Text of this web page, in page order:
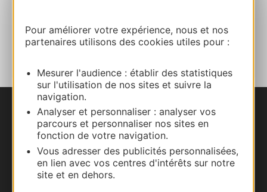
Pour améliorer votre expérience, nous et nos
partenaires utilisons des cookies utiles pour :
Mesurer l'audience : établir des statistiques
sur l'utilisation de nos sites et suivre la
navigation.
Analyser et personnaliser : analyser vos
parcours et personnaliser nos sites en
fonction de votre navigation.
Vous adresser des publicités personnalisées,
en lien avec vos centres d'intérêts sur notre
site et en dehors.
AJOUTER
AU CARNET
Nous contacter
Carte interactive
Documentation